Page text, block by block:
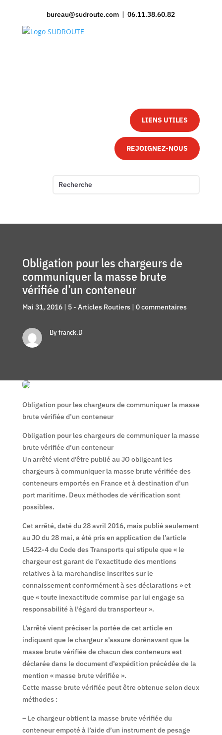
bureau@sudroute.com | 06.11.38.60.82
LIENS UTILES
REJOIGNEZ-NOUS
Obligation pour les chargeurs de
communiquer la masse brute
vérifiée d’un conteneur
Mai 31, 2016| 5 - Articles Routiers| 0 commentaires
By franck.D
Obligation pour les chargeurs de communiquer la masse
brute vérifiée d’un conteneur
Obligation pour les chargeurs de communiquer la masse
brute vérifiée d’un conteneur
Un arrêté vient d’être publié au JO obligeant les
chargeurs à communiquer la masse brute vérifiée des
conteneurs emportés en France et à destination d’un
port maritime. Deux méthodes de vérification sont
possibles.
Cet arrêté, daté du 28 avril 2016, mais publié seulement
au JO du 28 mai, a été pris en application de l’article
L5422-4 du Code des Transports qui stipule que « le
chargeur est garant de l’exactitude des mentions
relatives à la marchandise inscrites sur le
connaissement conformément à ses déclarations » et
que « toute inexactitude commise par lui engage sa
responsabilité à l’égard du transporteur ».
L’arrêté vient préciser la portée de cet article en
indiquant que le chargeur s’assure dorénavant que la
masse brute vérifiée de chacun des conteneurs est
déclarée dans le document d’expédition précédée de la
mention « masse brute vérifiée ».
Cette masse brute vérifiée peut être obtenue selon deux
méthodes :
– Le chargeur obtient la masse brute vérifiée du
conteneur empoté à l’aide d’un instrument de pesage